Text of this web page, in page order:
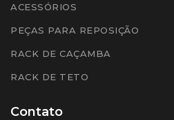
ACESSÓRIOS
PEÇAS PARA REPOSIÇÃO
RACK DE CAÇAMBA
RACK DE TETO
Contato